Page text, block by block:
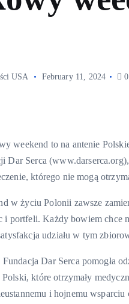
USA February 11, 2024
weekend to na antenie
Serca
którego nie mogą
w życiu Polonii zawsze
i portfeli. Każdy bowiem chce
udziału w tym
Dar Serca pomogła
które otrzymały
i hojnemu wsparciu